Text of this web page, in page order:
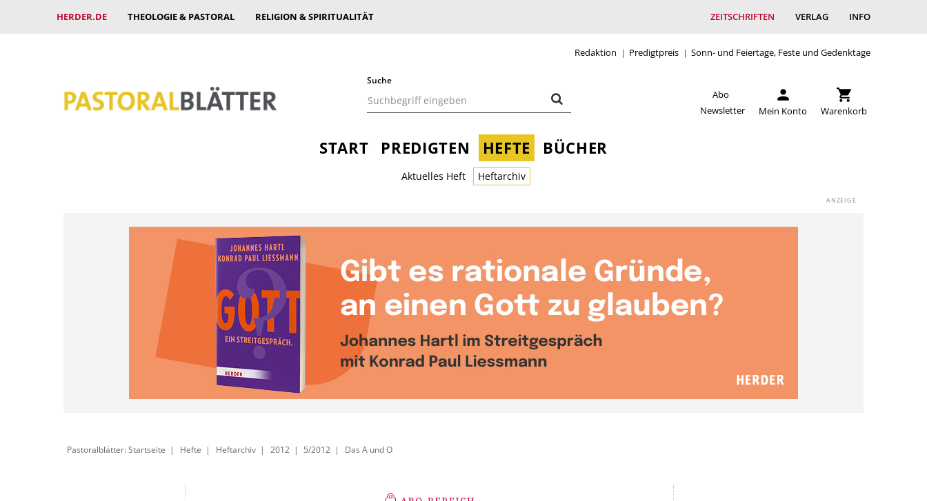
HERDER.DE THEOLOGIE & PASTORAL RELIGION & SPIRITUALITÄT ZEITSCHRIFTEN VERLAG INFO
Redaktion Predigtpreis Sonn- und Feiertage, Feste und Gedenktage
Suche
Abo
Newsletter
Mein Konto Warenkorb
START PREDIGTEN HEFTE BÜCHER
Aktuelles Heft Heftarchiv
Pastoralblätter: Startseite Hefte Heftarchiv 2012 5/2012 Das A und O